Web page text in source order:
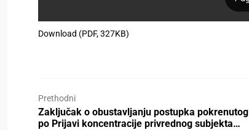
Download (PDF, 327KB)
Prethodni
Zaključak o obustavljanju postupka pokrenutog
po Prijavi koncentracije privrednog subjekta…